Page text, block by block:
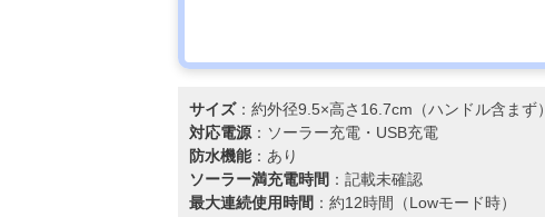
サイズ：約外径9.5×高さ16.7cm（ハンドル含まず）
対応電源：ソーラー充電・USB充電
防水機能：あり
ソーラー満充電時間 ：記載未確認
最大連続使用時間 ：約12時間（Lowモード時）